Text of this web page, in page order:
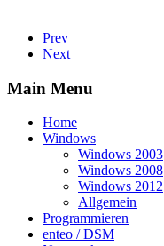
Prev
Next
Main Menu
Home
Windows
Windows 2003
Windows 2008
Windows 2012
Allgemein
Programmieren
enteo / DSM